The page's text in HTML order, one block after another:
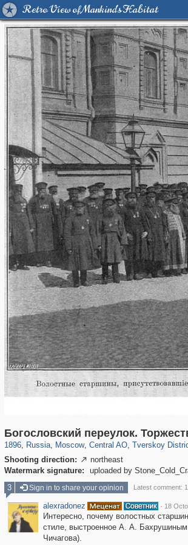
Retro View of Mankind's Habitat
Богословский переулок.
1896, Russia
1,406,928 29,248
, Moscow
319,861 8,286
, Central AO
160,009 5,916
, Tverskoy
53,052 2,283
Shooting direction:  northeast
Watermark signature:
uploaded by
3 Sign in to share your opinion Latest comment:
alexradonez · 18
Интересно, почему волостных
стиле, выстроенное А. А. Бахрушиным
Чичагова).